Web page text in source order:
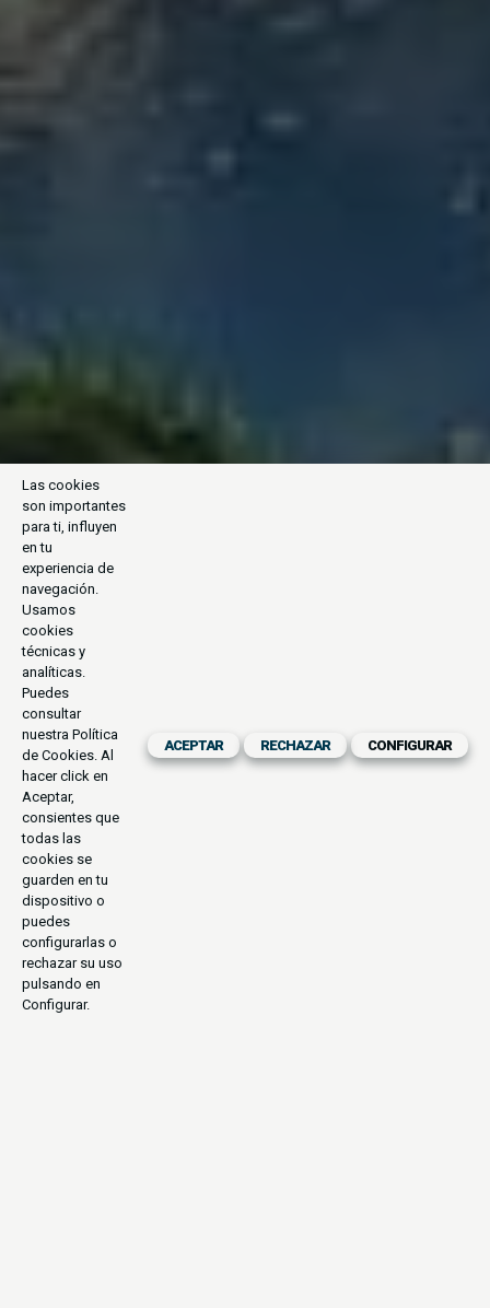
Las cookies
son importantes
para ti, influyen
en tu
experiencia de
navegación.
Usamos
cookies
técnicas y
analíticas.
Puedes
consultar
nuestra Política
de Cookies. Al
hacer click en
Aceptar,
consientes que
todas las
cookies se
guarden en tu
dispositivo o
puedes
configurarlas o
rechazar su uso
pulsando en
Configurar.
ACEPTAR RECHAZAR CONFIGURAR